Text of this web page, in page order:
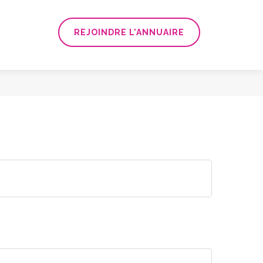
REJOINDRE L'ANNUAIRE